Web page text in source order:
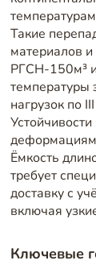
Такие
материалов
РГСН-150м³
температуры
нагрузок по
Ёмкость
требует
доставку с
включая
Ключевые